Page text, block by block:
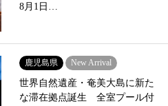
8月1日…
鹿児島県 New Arrival
世界自然遺産・奄美大島に新た
な滞在拠点誕生 全室プール付